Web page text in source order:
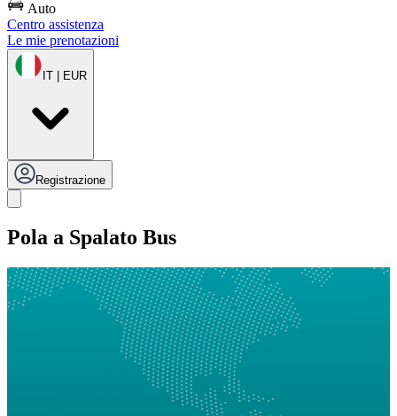
Auto
Centro assistenza
Le mie prenotazioni
IT | EUR
Registrazione
Pola a Spalato Bus